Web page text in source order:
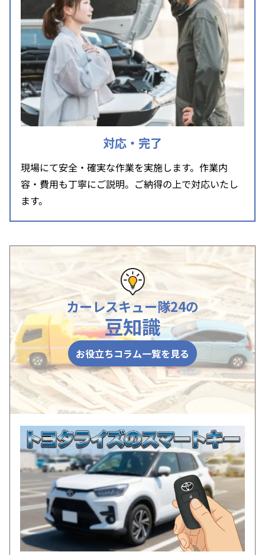
対応・完了
現場にて安全・確実な作業を実施します。作業内
容・費用も丁寧にご説明。ご納得の上で対応いたし
ます。
カーレスキュー隊24の
豆知識
お役立ちコラム一覧を見る